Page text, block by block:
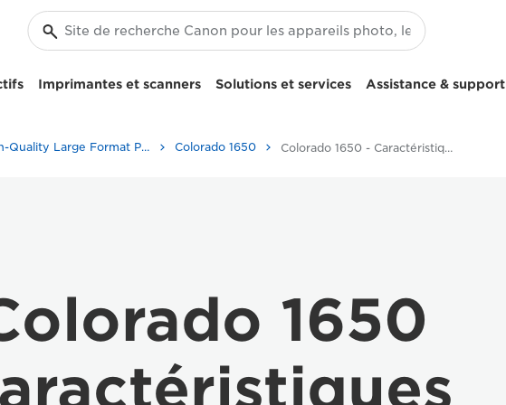
Imprimantes et scanners Solutions et services Assistance & support
High-Quality Large Format Printers for CAD/GIS and Stunning Graphics Colorado 1650 Colorado 1650 - Caractéristiques techniques
1650